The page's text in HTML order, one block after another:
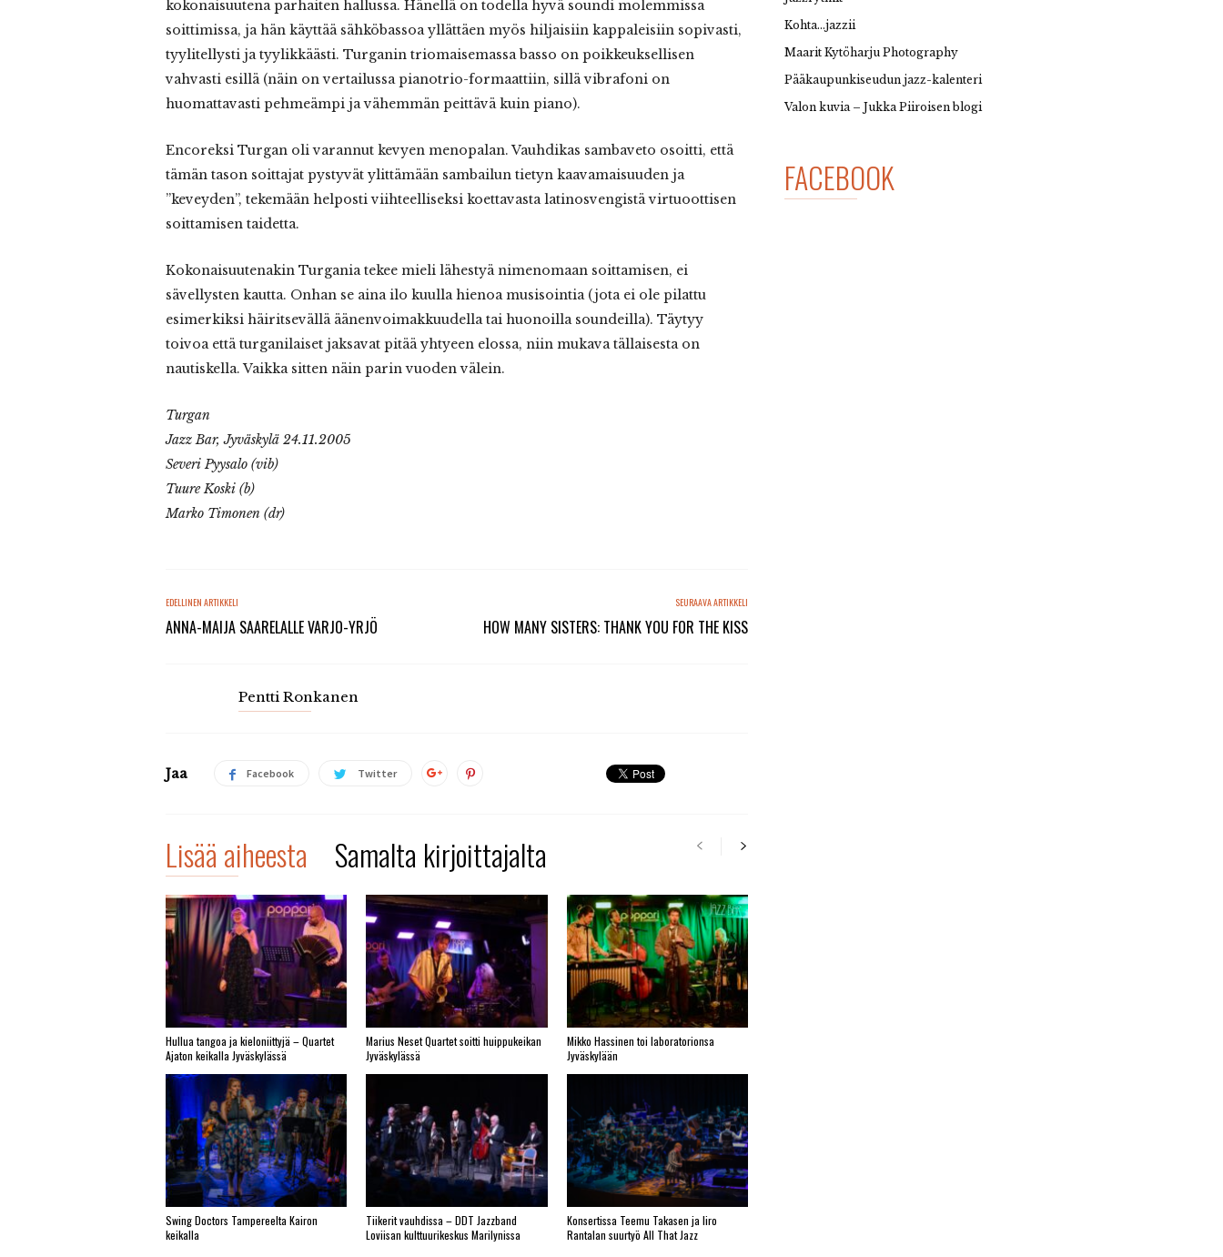
kokonaisuutena parhaiten hallussa. Hänellä on todella hyvä soundi molemmissa
soittimissa, ja hän käyttää sähköbassoa yllättäen myös hiljaisiin kappaleisiin sopivasti,
tyylitellysti ja tyylikkäästi. Turganin triomaisemassa basso on poikkeuksellisen
vahvasti esillä (näin on vertailussa pianotrio-formaattiin, sillä vibrafoni on
huomattavasti pehmeämpi ja vähemmän peittävä kuin piano).
Encoreksi Turgan oli varannut kevyen menopalan. Vauhdikas sambaveto osoitti, että
tämän tason soittajat pystyvät ylittämään sambailun tietyn kaavamaisuuden ja
”keveyden”, tekemään helposti viihteelliseksi koettavasta latinosvengistä virtuoottisen
soittamisen taidetta.
Kokonaisuutenakin Turgania tekee mieli lähestyä nimenomaan soittamisen, ei
sävellysten kautta. Onhan se aina ilo kuulla hienoa musisointia (jota ei ole pilattu
esimerkiksi häiritsevällä äänenvoimakkuudella tai huonoilla soundeilla). Täytyy
toivoa että turganilaiset jaksavat pitää yhtyeen elossa, niin mukava tällaisesta on
nautiskella. Vaikka sitten näin parin vuoden välein.
Turgan
Jazz Bar, Jyväskylä 24.11.2005
Severi Pyysalo (vib)
Tuure Koski (b)
Marko Timonen (dr)
EDELLINEN ARTIKKELI
ANNA-MAIJA SAARELALLE VARJO-YRJÖ
SEURAAVA ARTIKKELI
HOW MANY SISTERS: THANK YOU FOR THE KISS
Pentti Ronkanen
Jaa Facebook Twitter
Lisää aiheesta Samalta kirjoittajalta
Hullua tangoa ja kieloniittyjä – Quartet
Ajaton keikalla Jyväskylässä
Marius Neset Quartet soitti huippukeikan
Jyväskylässä
Mikko Hassinen toi laboratorionsa
Jyväskylään
Swing Doctors Tampereelta Kairon
keikalla
Tiikerit vauhdissa – DDT Jazzband
Loviisan kulttuurikeskus Marilynissa
Konsertissa Teemu Takasen ja Iiro
Rantalan suurtyö All That Jazz
Kohta…jazzii
Maarit Kytöharju Photography
Pääkaupunkiseudun jazz-kalenteri
Valon kuvia – Jukka Piiroisen blogi
FACEBOOK